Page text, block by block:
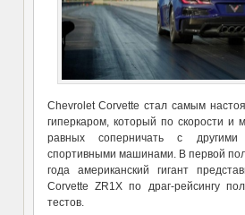
Chevrolet Corvetteстал самым
гиперкаром, который по скорости и
равных соперничать с
спортивными машинами. В первой
года американский гигант
Corvette ZR1X по драг-рейсингу
тестов.